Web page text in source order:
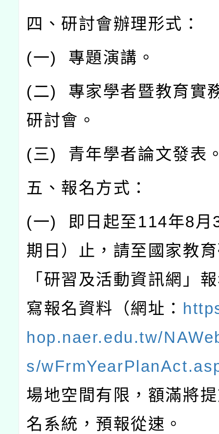
四、研討會辦理形式：
(一) 專題演講。
(二) 專家學者暨教育實
研討會。
(三) 青年學者論文發表
五、報名方式：
(一) 即日起至114年8月
期日）止，請至國家教
「研習及活動資訊網」
寫報名資料（網址：
hop.naer.edu.tw/
s/
場地空間有限，額滿將
名系統，預報從速。